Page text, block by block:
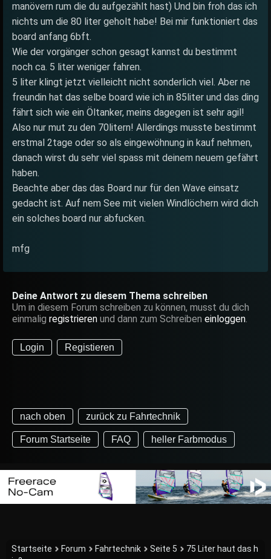
manövern rum die du aufgezählt hast) Und bin froh das ich
nichts um die 80 liter geholt habe! Bei mir funktioniert das
board anfang 6bft.
Wie der vorgänger schon gesagt kannst du bestimmt
noch ca. 5 liter weniger fahren.
5 liter klingt jetzt vielleicht nicht sonderlich viel. Aber ne
freundin hat das selbe board wie ich in 85liter und das ding
fährt sich wie ein Öltanker, meins dagegen ist sehr agil!
Also nur mut zu den 70litern! Allerdings musste bestimmt
erstmal 2tage oder so als eingewöhnung in kauf nehmen,
danach wirst du sehr viel spass mit deinem neuem gefährt
haben.
Beachte aber das das Board nur für den Wave einsatz
gedacht ist. Auf nem See mit vielen Windlöchern wird dich
ein solches board nur abfucken.
mfg
Deine Antwort zu diesem Thema schreiben
Um in diesem Forum schreiben zu können, musst du dich
einmalig registrieren und dann zum Schreiben einloggen.
Login Registieren
nach oben zurück zu Fahrtechnik
Forum Startseite FAQ heller Farbmodus
Startseite Forum Fahrtechnik Seite 5
75 Liter haut das h